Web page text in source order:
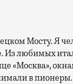
Мосту. Я
любимых
«Москва»,
в